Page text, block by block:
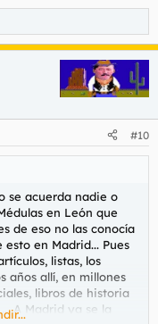
#10
se acuerda nadie o
en León que
de eso no las conocía
en Madrid... Pues
listas, los
años allí, en millones
libros de historia
A Madrid ya se la